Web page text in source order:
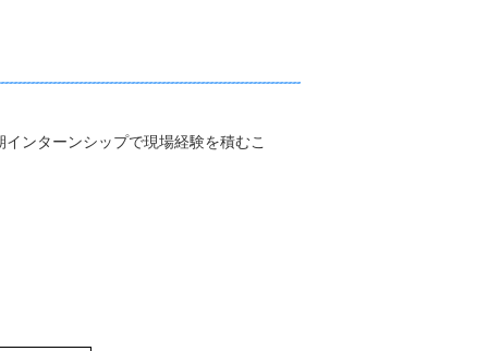
ンターンシップで現場経験を積むこ